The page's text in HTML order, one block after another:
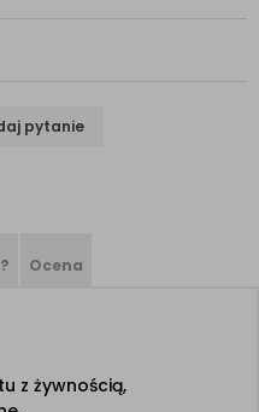
pytanie
Ocena
z żywnością,